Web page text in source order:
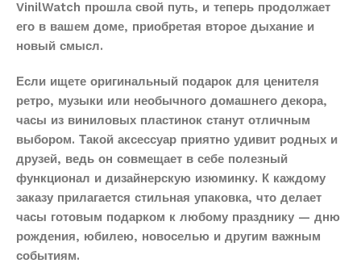
VinilWatch прошла свой путь, и теперь продолжает
его в вашем доме, приобретая второе дыхание и
новый смысл.
Если ищете оригинальный подарок для ценителя
ретро, музыки или необычного домашнего декора,
часы из виниловых пластинок станут отличным
выбором. Такой аксессуар приятно удивит родных и
друзей, ведь он совмещает в себе полезный
функционал и дизайнерскую изюминку. К каждому
заказу прилагается стильная упаковка, что делает
часы готовым подарком к любому празднику — дню
рождения, юбилею, новоселью и другим важным
событиям.